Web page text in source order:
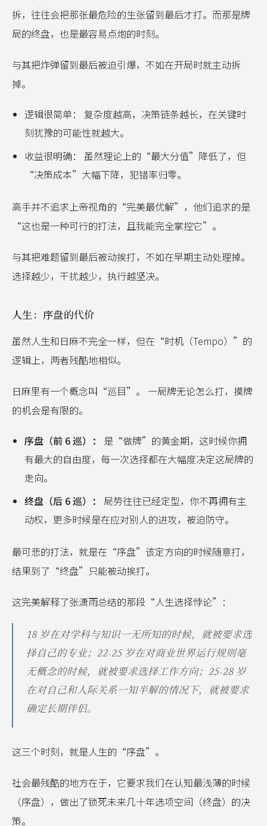
拆，往往会把那张最危险的生张留到最后才打。而那是牌
局的终盘，也是最容易点炮的时刻。
与其把炸弹留到最后被迫引爆，不如在开局时就主动拆
掉。
逻辑很简单： 复杂度越高，决策链条越长，在关键时
刻犹豫的可能性就越大。
收益很明确： 虽然理论上的“最大分值”降低了，但
“决策成本”大幅下降，犯错率归零。
高手并不追求上帝视角的“完美最优解”，他们追求的是
“这也是一种可行的打法，且我能完全掌控它”。
与其把难题留到最后被动挨打，不如在早期主动处理掉。
选择越少，干扰越少，执行越坚决。
人生：序盘的代价
虽然人生和日麻不完全一样，但在“时机（Tempo）”的
逻辑上，两者残酷地相似。
日麻里有一个概念叫“巡目”。 一局牌无论怎么打，摸牌
的机会是有限的。
序盘（前 6 巡）：
是“做牌”的黄金期，这时候你拥
有最大的自由度，每一次选择都在大幅度决定这局牌的
走向。
终盘（后 6 巡）： 局势往往已经定型，你不再拥有主
动权，更多时候是在应对别人的进攻，被迫防守。
最可悲的打法，就是在“序盘”该定方向的时候随意打，
结果到了“终盘”只能被动挨打。
这完美解释了张潇雨总结的那段“人生选择悖论”：
18 岁在对学科与知识一无所知的时候，就被要求选
择自己的专业；22-25 岁在对商业世界运行规则毫
无概念的时候，就被要求选择工作方向；25-28 岁
在对自己和人际关系一知半解的情况下，就被要求
确定长期伴侣。
这三个时刻，就是人生的“序盘”。
社会最残酷的地方在于，它要求我们在认知最浅薄的时候
（序盘），做出了锁死未来几十年选项空间（终盘）的决
策。